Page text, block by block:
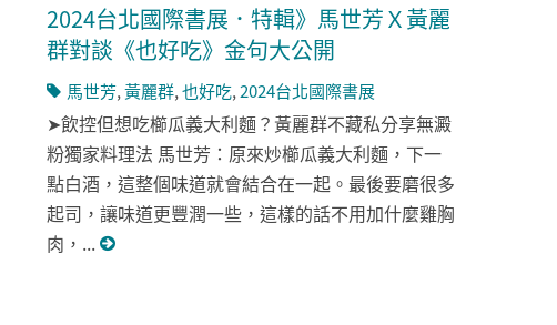
2024台北國際書展．特輯》馬世芳Ｘ黃麗
群對談《也好吃》金句大公開
馬世芳,黃麗群,也好吃,2024台北國際書展
➤飲控但想吃櫛瓜義大利麵？黃麗群不藏私分享無澱
粉獨家料理法 馬世芳：原來炒櫛瓜義大利麵，下一
點白酒，這整個味道就會結合在一起。最後要磨很多
起司，讓味道更豐潤一些，這樣的話不用加什麼雞胸
肉，...